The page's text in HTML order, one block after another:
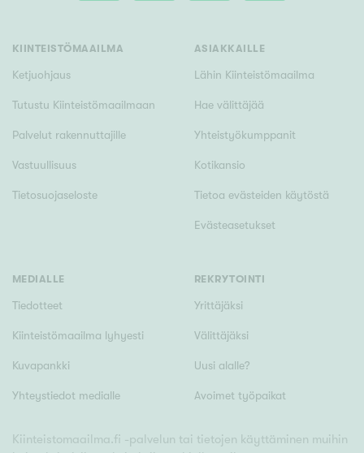
KIINTEISTÖMAAILMA
Ketjuohjaus
Tutustu Kiinteistömaailmaan
Palvelut rakennuttajille
Vastuullisuus
Tietosuojaseloste
ASIAKKAILLE
Lähin Kiinteistömaailma
Hae välittäjää
Yhteistyökumppanit
Kotikansio
Tietoa evästeiden käytöstä
Evästeasetukset
MEDIALLE
Tiedotteet
Kiinteistömaailma lyhyesti
Kuvapankki
Yhteystiedot medialle
REKRYTOINTI
Yrittäjäksi
Välittäjäksi
Uusi alalle?
Avoimet työpaikat
Kiinteistomaailma.fi -palvelun tai tietojen käyttäminen muihin